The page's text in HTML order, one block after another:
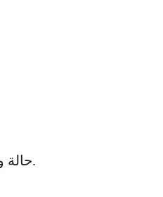
حالة وفاة مبكرة في جميع أنحاء العالم سنويًا. دول الشرق الأوسط وشمال أفريقيا ليست بمعزل عن هذه الحقائق والأرقام المؤلمة.